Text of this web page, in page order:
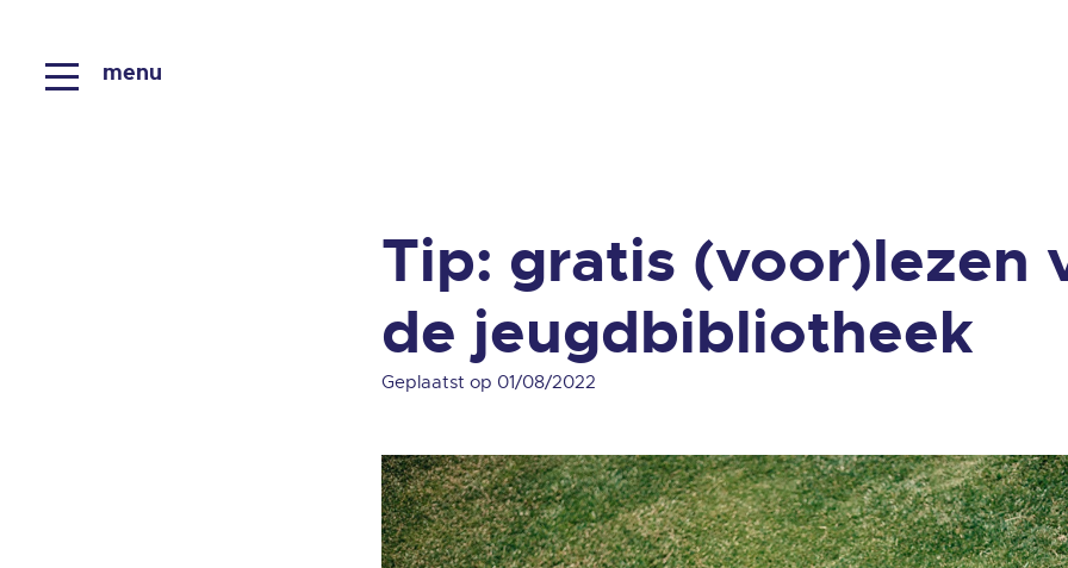
Tip: gratis (voor)lezen
de jeugdbibliotheek
Geplaatst op 01/08/2022
menu